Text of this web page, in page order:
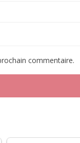
commentaire.